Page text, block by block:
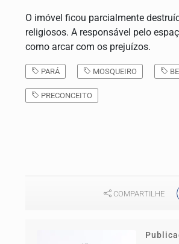
O imóvel ficou parcialmente
religiosos. A responsável pelo
como arcar com os prejuízos.
PARÁ MOSQUEIRO
PRECONCEITO
COMPARTILHE